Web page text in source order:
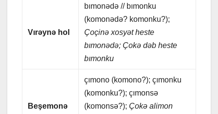
Vırəynə hol
bımonədə // bımonku
(komonədə? komonku?);
Çoçinə xosyət hеstе
bımonədə; Çokə dəb hеstе
bımonku
Bеşеmonə
çımono (komono?); çımonku
(komonku?); çımonsə
(komonsə?); Çokə аlimon